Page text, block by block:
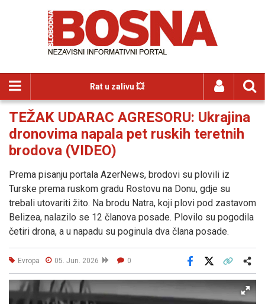
Rat u zalivu 💥
TEŽAK UDARAC AGRESORU: Ukrajina
dronovima napala pet ruskih teretnih
brodova (VIDEO)
Prema pisanju portala AzerNews, brodovi su plovili iz
Turske prema ruskom gradu Rostovu na Donu, gdje su
trebali utovariti žito. Na brodu Natra, koji plovi pod zastavom
Belizea, nalazilo se 12 članova posade. Plovilo su pogodila
četiri drona, a u napadu su poginula dva člana posade.
Evropa 05. Jun. 2026 0
Facebook